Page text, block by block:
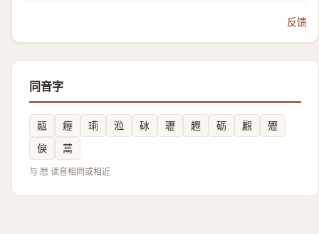
反馈
同音字
䰛 癧 㻳 涖 砅 瓑 䟐 砺 䚕
㱹
㑦
蒚
与 厯 读音相同或相近